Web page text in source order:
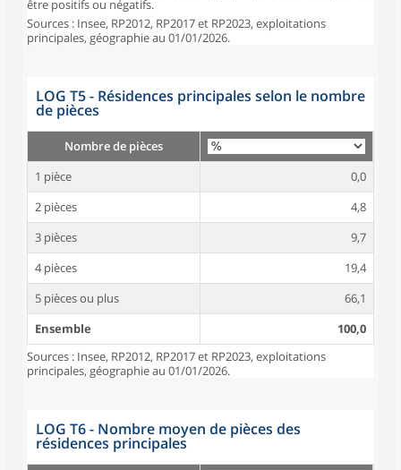
être positifs ou négatifs.
Sources : Insee, RP2012, RP2017 et RP2023, exploitations
principales, géographie au 01/01/2026.
LOG T5 - Résidences principales selon le nombre
de pièces
Nombre de pièces
1 pièce
0,0
2 pièces
4,8
3 pièces
9,7
4 pièces
19,4
5 pièces ou plus
66,1
Ensemble
100,0
Sources : Insee, RP2012, RP2017 et RP2023, exploitations
principales, géographie au 01/01/2026.
LOG T6 - Nombre moyen de pièces des
résidences principales